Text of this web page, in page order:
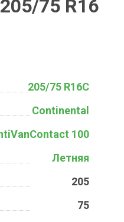
75 R16
205/75 R16C
Continental
100
Летняя
205
75